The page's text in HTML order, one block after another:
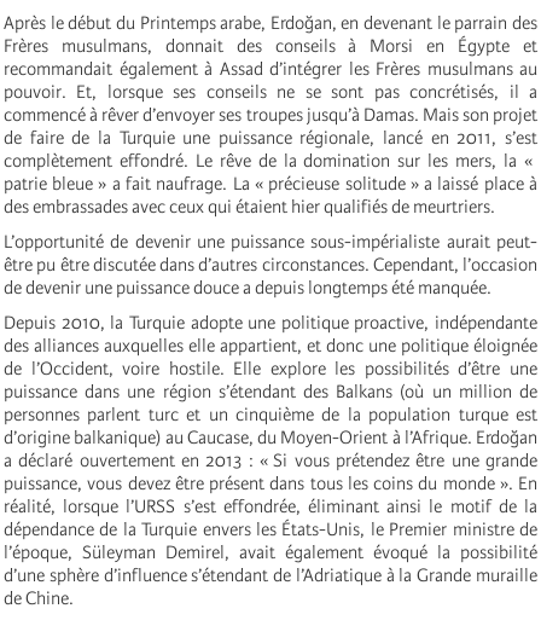
Après le début du Printemps arabe, Erdoğan, en devenant le parrain des
Frères musulmans, donnait des conseils à Morsi en Égypte et
recommandait également à Assad d’intégrer les Frères musulmans au
pouvoir. Et, lorsque ses conseils ne se sont pas concrétisés, il a
commencé à rêver d’envoyer ses troupes jusqu’à Damas. Mais son projet
de faire de la Turquie une puissance régionale, lancé en 2011, s’est
complètement effondré. Le rêve de la domination sur les mers, la «
patrie bleue » a fait naufrage. La « précieuse solitude » a laissé place à
des embrassades avec ceux qui étaient hier qualifiés de meurtriers.
L’opportunité de devenir une puissance sous-impérialiste aurait peut-
être pu être discutée dans d’autres circonstances. Cependant, l’occasion
de devenir une puissance douce a depuis longtemps été manquée.
Depuis 2010, la Turquie adopte une politique proactive, indépendante
des alliances auxquelles elle appartient, et donc une politique éloignée
de l’Occident, voire hostile. Elle explore les possibilités d’être une
puissance dans une région s’étendant des Balkans (où un million de
personnes parlent turc et un cinquième de la population turque est
d’origine balkanique) au Caucase, du Moyen-Orient à l’Afrique. Erdoğan
a déclaré ouvertement en 2013 : « Si vous prétendez être une grande
puissance, vous devez être présent dans tous les coins du monde ». En
réalité, lorsque l’URSS s’est effondrée, éliminant ainsi le motif de la
dépendance de la Turquie envers les États-Unis, le Premier ministre de
l’époque, Süleyman Demirel, avait également évoqué la possibilité
d’une sphère d’influence s’étendant de l’Adriatique à la Grande muraille
de Chine.